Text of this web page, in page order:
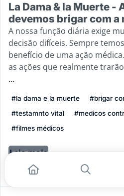
La Dama & la Muerte -
devemos brigar com a
A nossa função diária exige
decisão difíceis. Sempre
benefício de uma ação
as ações que realmente
...
#la dama e la muerte
#brigar
#testamnto vital
#medicos
#filmes médicos
Leia mais